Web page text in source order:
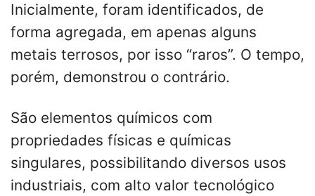
Inicialmente, foram identificados, de
forma agregada, em apenas alguns
metais terrosos, por isso “raros”. O tempo,
porém, demonstrou o contrário.
São elementos químicos com
propriedades físicas e químicas
singulares, possibilitando diversos usos
industriais, com alto valor tecnológico